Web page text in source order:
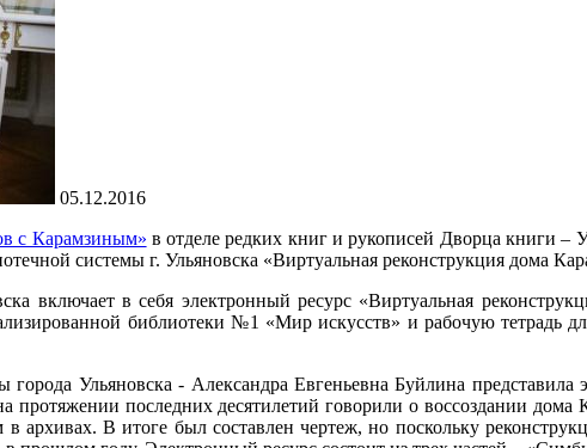
05.12.2016
с Карамзиным» в отделе редких книг и рукописей Дворца книги –
системы г. Ульяновска «Виртуальная реконструкция дома
включает в себя электронный ресурс «Виртуальная
библиотеки №1 «Мир искусств» и рабочую тетрадь
Ульяновска - Александра Евгеньевна Буйлина
последних десятилетий говорили о воссоздании
В итоге был составлен чертеж, но поскольку